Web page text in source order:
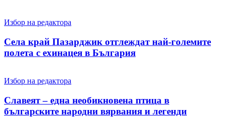
Избор на редактора
Села край Пазарджик отглеждат най-големите
полета с ехинацея в България
Избор на редактора
Славеят – една необикновена птица в
българските народни вярвания и легенди